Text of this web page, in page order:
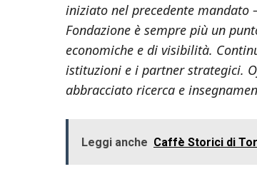
iniziato nel precedente mandato
Fondazione è sempre più un
economiche e di visibilità.
istituzioni e i partner strategici.
abbracciato ricerca e
Leggi anche Caffè Storici di